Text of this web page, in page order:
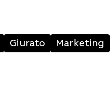
Giurato Marketing